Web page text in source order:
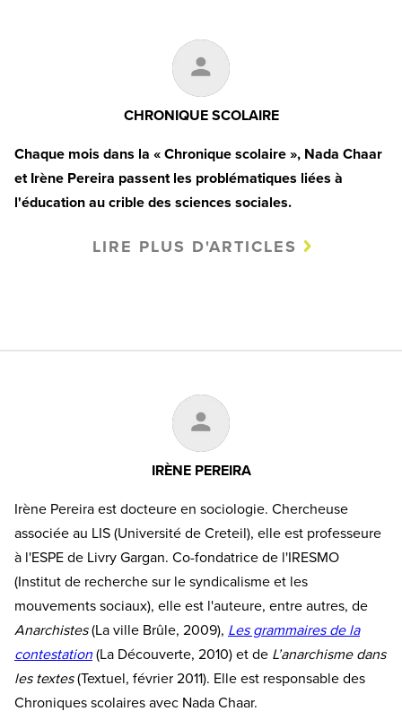
CHRONIQUE SCOLAIRE
Chaque mois dans la « Chronique scolaire », Nada Chaar
et Irène Pereira passent les problématiques liées à
l'éducation au crible des sciences sociales.
LIRE PLUS D'ARTICLES
IRÈNE PEREIRA
Irène Pereira est docteure en sociologie. Chercheuse
associée au LIS (Université de Creteil), elle est professeure
à l'ESPE de Livry Gargan. Co-fondatrice de l'IRESMO
(Institut de recherche sur le syndicalisme et les
mouvements sociaux), elle est l'auteure, entre autres, de
Anarchistes(La ville Brûle, 2009), Les grammaires de la
contestation (La Découverte, 2010) et de L’anarchisme dans
les textes(Textuel, février 2011). Elle est responsable des
Chroniques scolaires avec Nada Chaar.